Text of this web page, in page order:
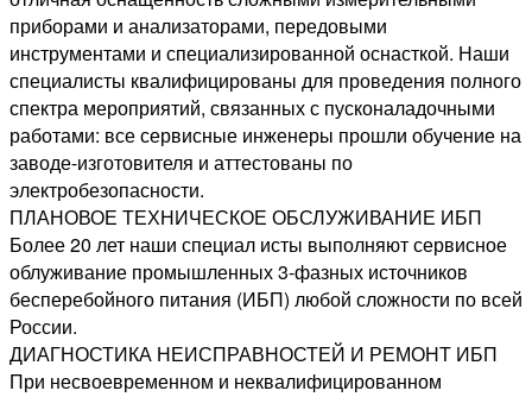
приборами и анализаторами, передовыми
инструментами и специализированной оснасткой. Наши
специалисты квалифицированы для проведения полного
спектра мероприятий, связанных с пусконаладочными
работами: все сервисные инженеры прошли обучение на
заводе-изготовителя и аттестованы по
электробезопасности.
ПЛАНОВОЕ ТЕХНИЧЕСКОЕ ОБСЛУЖИВАНИЕ ИБП
Более 20 лет наши специал исты выполняют сервисное
облуживание промышленных 3-фазных источников
бесперебойного питания (ИБП) любой сложности по всей
России.
ДИАГНОСТИКА НЕИСПРАВНОСТЕЙ И РЕМОНТ ИБП
При несвоевременном и неквалифицированном